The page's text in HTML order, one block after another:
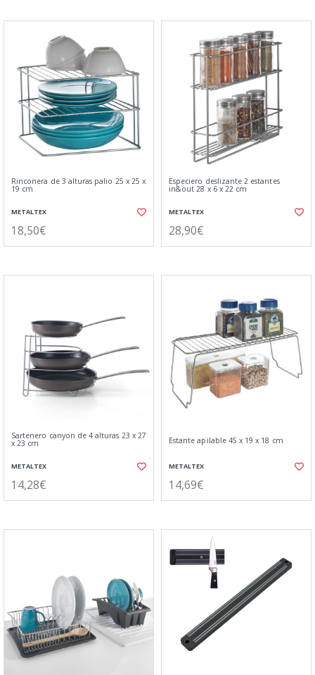
Rinconera de 3 alturas palio 25 x 25 x
19 cm
METALTEX
18,50€
Especiero deslizante 2 estantes
in&out 28 x 6 x 22 cm
METALTEX
28,90€
Sartenero canyon de 4 alturas 23 x 27
x 23 cm
METALTEX
14,28€
Estante apilable 45 x 19 x 18 cm
METALTEX
14,69€